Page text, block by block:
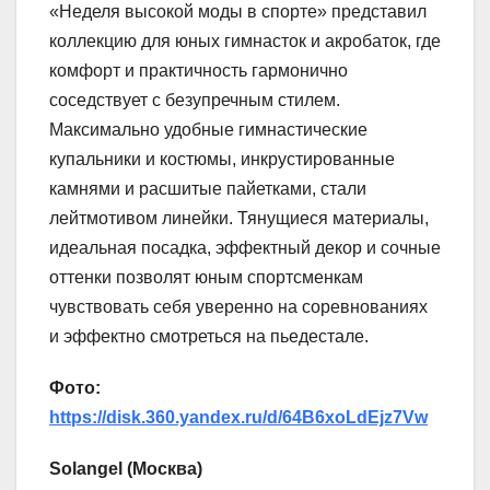
«Неделя высокой моды в спорте» представил
коллекцию для юных гимнасток и акробаток, где
комфорт и практичность гармонично
соседствует с безупречным стилем.
Максимально удобные гимнастические
купальники и костюмы, инкрустированные
камнями и расшитые пайетками, стали
лейтмотивом линейки. Тянущиеся материалы,
идеальная посадка, эффектный декор и сочные
оттенки позволят юным спортсменкам
чувствовать себя уверенно на соревнованиях
и эффектно смотреться на пьедестале.
Фото:
https://disk.360.yandex.ru/d/64B6xoLdEjz7Vw
Solangel (Москва)